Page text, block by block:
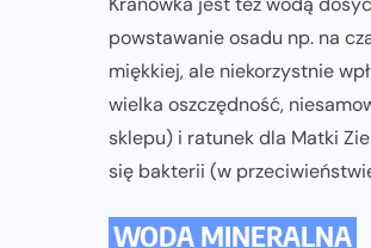
powstawanie osadu np. na
miękkiej, ale niekorzystnie
wielka oszczędność,
sklepu) i ratunek dla Matki
się bakterii (w
WODA MINERALNA